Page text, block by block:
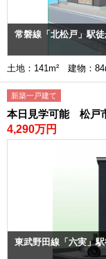
常磐線「北松戸」駅
土地：141m² 建物：
新築一戸建て
本日見学可能 松戸
4,290万円
東武野田線「六実」